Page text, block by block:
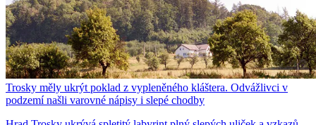
Trosky měly ukrýt poklad z vypleněného kláštera. Odvážlivci v
podzemí našli varovné nápisy i slepé chodby